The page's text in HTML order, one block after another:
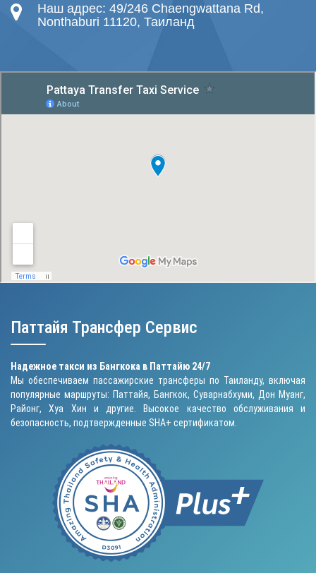
Наш адрес: 49/246 Chaengwattana Rd,
Nonthaburi 11120, Таиланд
Паттайя Трансфер Сервис
Надежное такси из Бангкока в Паттайю 24/7
Мы обеспечиваем пассажирские трансферы по Таиланду, включая
популярные маршруты: Паттайя, Бангкок, Суварнабхуми, Дон Муанг,
Районг, Хуа Хин и другие. Высокое качество обслуживания и
безопасность, подтвержденные SHA+ сертификатом.